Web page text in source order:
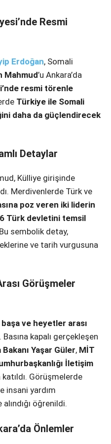
Facebook
Instagram
Youtube
Resmi
Erdoğan, Somali
Mahmud’u Ankara’da
resmi törenle
Türkiye ile Somali
daha da güçlendirecek
Detaylar
Külliye girişinde
Merdivenlerde Türk ve
poz veren iki liderin
Türk devletini temsil
sembolik detay,
ve tarih vurgusuna
Görüşmeler
başa ve heyetler arası
kapalı gerçekleşen
Yaşar Güler, MİT
İletişim
katıldı. Görüşmelerde
insani yardım
öğrenildi.
Önlemler